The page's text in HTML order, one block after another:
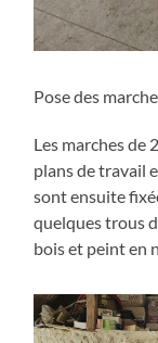
Pose des
Les marches de
plans de travail
sont ensuite
quelques trous
bois et peint en